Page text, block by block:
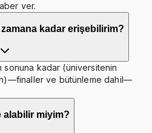
ver.
zamana kadar erişebilirim?
sonuna kadar (üniversitenin
ve bütünleme dahil—
alabilir miyim?